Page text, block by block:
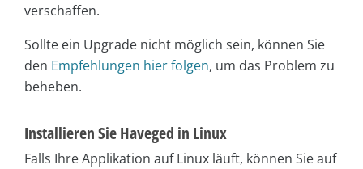
verschaffen.
Sollte ein Upgrade nicht möglich sein, können Sie
den Empfehlungen hier folgen, um das Problem zu
beheben.
Installieren Sie Haveged in Linux
Falls Ihre Applikation auf Linux läuft, können Sie auf